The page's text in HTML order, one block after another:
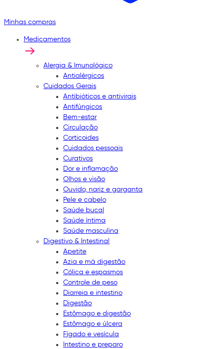
Minhas compras
Medicamentos
Alergia & Imunológico
Antialérgicos
Cuidados Gerais
Antibióticos e antivirais
Antifúngicos
Bem-estar
Circulação
Corticoides
Cuidados pessoais
Curativos
Dor e inflamação
Olhos e visão
Ouvido, nariz e garganta
Pele e cabelo
Saúde bucal
Saúde íntima
Saúde masculina
Digestivo & Intestinal
Apetite
Azia e má digestão
Cólica e espasmos
Controle de peso
Diarreia e intestino
Digestão
Estômago e digestão
Estômago e úlcera
Fígado e vesícula
Intestino e preparo